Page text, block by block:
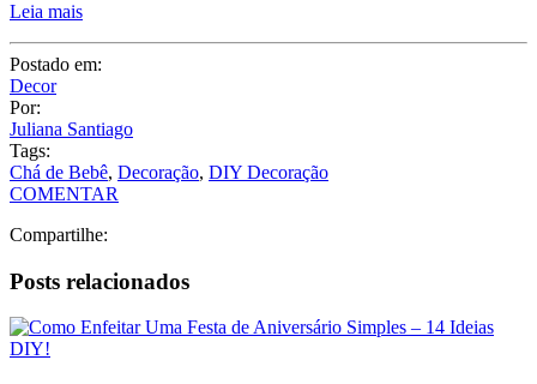
Leia mais
Postado em:
Decor
Por:
Juliana Santiago
Tags:
Chá de Bebê, Decoração, DIY Decoração
COMENTAR
Compartilhe:
Posts relacionados